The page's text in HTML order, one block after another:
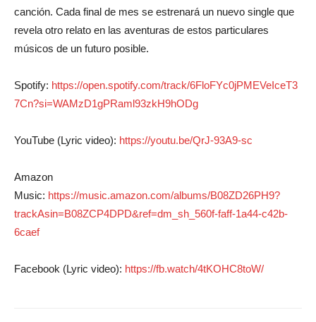
canción. Cada final de mes se estrenará un nuevo single que
revela otro relato en las aventuras de estos particulares
músicos de un futuro posible.
Spotify: https://open.spotify.com/track/6FloFYc0jPMEVeIceT3
7Cn?si=WAMzD1gPRaml93zkH9hODg
YouTube (Lyric video): https://youtu.be/QrJ-93A9-sc
Amazon
Music: https://music.amazon.com/albums/B08ZD26PH9?
trackAsin=B08ZCP4DPD&ref=dm_sh_560f-faff-1a44-c42b-
6caef
Facebook (Lyric video): https://fb.watch/4tKOHC8toW/